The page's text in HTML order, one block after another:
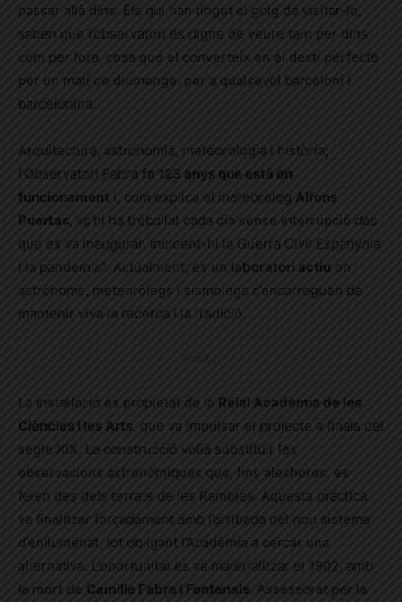
passar allà dins. Els qui han tingut el goig de visitar-lo,
saben que l’observatori és digne de veure tant per dins
com per fora, cosa que el converteix en el destí perfecte
per un matí de diumenge, per a qualsevol barceloní i
barcelonina.
Arquitectura, astronomia, meteorologia i història;
l’Observatori Fabra fa 123 anys que està en
funcionament i, com explica el meteoròleg Alfons
Puertas, «s’hi ha treballat cada dia sense interrupció des
que es va inaugurar, incloent-hi la Guerra Civil Espanyola
i la pandèmia”. Actualment, és un laboratori actiu on
astrònoms, meteoròlegs i sismòlegs s’encarreguen de
mantenir viva la recerca i la tradició.
La instal·lació és propietat de la Reial Acadèmia de les
Ciències i les Arts, que va impulsar el projecte a finals del
segle XIX. La construcció volia substituir les
observacions astronòmiques que, fins aleshores, es
feien des dels terrats de les Rambles. Aquesta pràctica
va finalitzar forçadament amb l’arribada del nou sistema
d’enllumenat, tot obligant l’Acadèmia a cercar una
alternativa. L’oportunitat es va materialitzar el 1902, amb
la mort de Camille Fabra i Fontanals. Assessorat per la